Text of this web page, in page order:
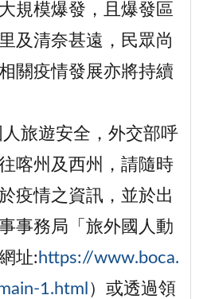
規模爆發，且爆發區
及清奈甚遠，民眾尚
關疫情發展亦將持續
旅遊安全，外交部呼
喀州及西州，請隨時
疫情之資訊，並於出
事務局「旅外國人動
址: https://www.boca.
1.html ）或透過領